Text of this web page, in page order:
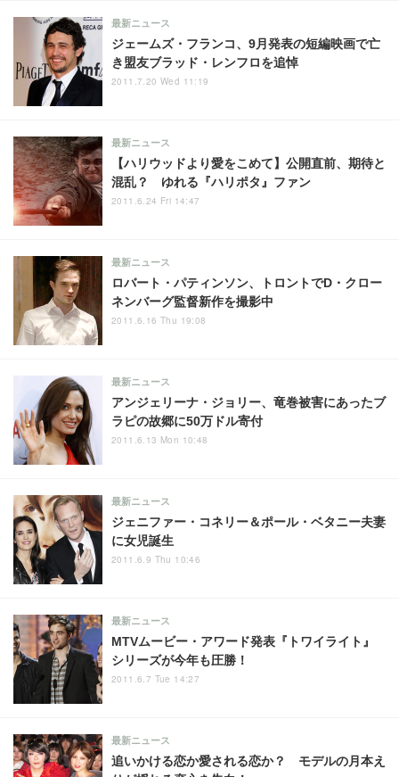
ジェームズ・フランコ、9月発表の短編映画で亡
き盟友ブラッド・レンフロを追悼
最新ニュース
2011.7.20 Wed 11:19
【ハリウッドより愛をこめて】公開直前、期待と
混乱？ ゆれる『ハリポタ』ファン
最新ニュース
2011.6.24 Fri 14:47
ロバート・パティンソン、トロントでD・クロー
ネンバーグ監督新作を撮影中
最新ニュース
2011.6.16 Thu 19:08
アンジェリーナ・ジョリー、竜巻被害にあったブ
ラピの故郷に50万ドル寄付
最新ニュース
2011.6.13 Mon 10:48
ジェニファー・コネリー＆ポール・ベタニー夫妻
に女児誕生
最新ニュース
2011.6.9 Thu 10:46
MTVムービー・アワード発表『トワイライト』
シリーズが今年も圧勝！
最新ニュース
2011.6.7 Tue 14:27
追いかける恋か愛される恋か？ モデルの月本え
最新ニュース